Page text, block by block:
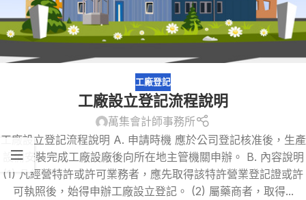
工廠登記
工廠設立登記流程說明
萬集會計師事務所
工廠設立登記流程說明 A. 申請時機 應於公司登記核准後，生產
設備安裝完成工廠設廠後向所在地主管機關申辦。 B. 內容說明
(1) 凡經營特許或許可業務者，應先取得該特許營業登記證或許
可執照後，始得申辦工廠設立登記。 (2) 屬藥商者，取得...